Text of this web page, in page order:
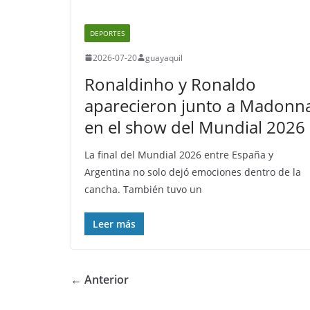
DEPORTES
2026-07-20 guayaquil
Ronaldinho y Ronaldo
aparecieron junto a
en el show del Mundial 2026
La final del Mundial 2026 entre España y
Argentina no solo dejó emociones dentro de la
cancha. También tuvo un
Leer más
← Anterior